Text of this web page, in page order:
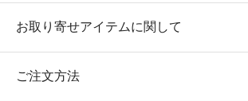
お取り寄せアイテムに関して
ご注文方法